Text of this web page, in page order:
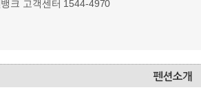
크 고객센터 1544-4970